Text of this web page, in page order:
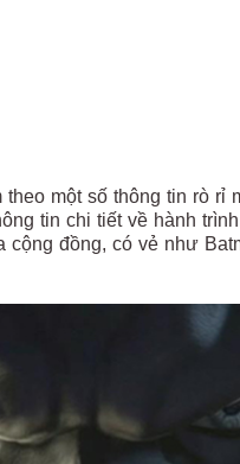
một số thông tin rò
tin chi tiết về hành
đồng, có vẻ như